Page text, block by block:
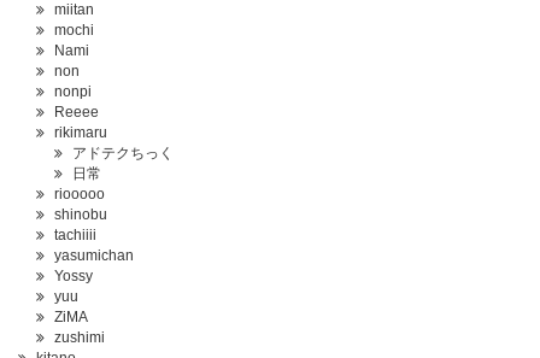
miitan
mochi
Nami
non
nonpi
Reeee
rikimaru
アドテクちっく
日常
riooooo
shinobu
tachiiii
yasumichan
Yossy
yuu
ZiMA
zushimi